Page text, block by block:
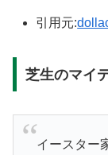
引用元:
芝生のマイ
イースター